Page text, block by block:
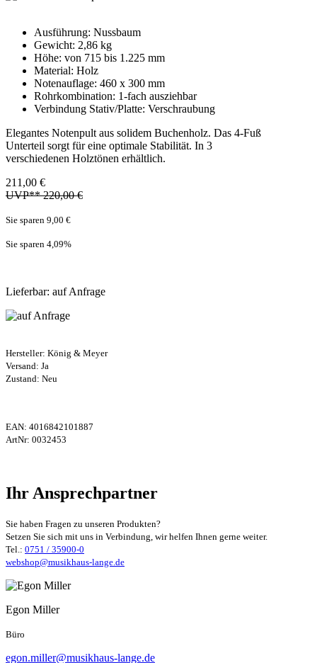
Ausführung: Nussbaum
Gewicht: 2,86 kg
Höhe: von 715 bis 1.225 mm
Material: Holz
Notenauflage: 460 x 300 mm
Rohrkombination: 1-fach ausziehbar
Verbindung Stativ/Platte: Verschraubung
Elegantes Notenpult aus solidem Buchenholz. Das 4-Fuß
Unterteil sorgt für eine optimale Stabilität. In 3
verschiedenen Holztönen erhältlich.
211,00 €
UVP** 220,00 €
Sie sparen 9,00 €
Sie sparen 4,09%
Lieferbar: auf Anfrage
Hersteller: König & Meyer
Versand: Ja
Zustand: Neu
EAN: 4016842101887
ArtNr: 0032453
Ihr Ansprechpartner
Sie haben Fragen zu unseren Produkten?
Setzen Sie sich mit uns in Verbindung, wir helfen Ihnen gerne weiter.
Tel.: 0751 / 35900-0
webshop@musikhaus-lange.de
Egon Miller
Büro
egon.miller@musikhaus-lange.de